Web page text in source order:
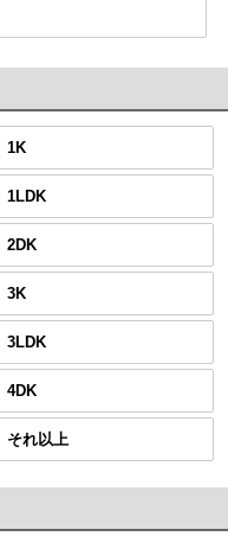
1K
1LDK
2DK
3K
3LDK
4DK
それ以上